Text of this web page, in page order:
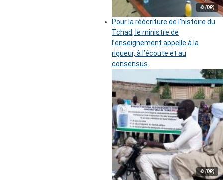
© (DR)
Pour la réécriture de l’histoire du
Tchad, le ministre de
l’enseignement appelle à la
rigueur, à l’écoute et au
consensus
© (DR)